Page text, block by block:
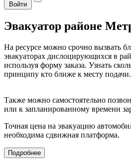
Войти
Эвакуатор районе
На ресурсе можно срочно вызвать
эвакуаторах дислоцирующихся в
используя форму заказа. Узнать
принципу кто ближе к месту подачи.
Также можно самостоятельно
или к запланированному времени
Точная цена на эвакуацию
необходима сдвижная платформа.
Подробнее